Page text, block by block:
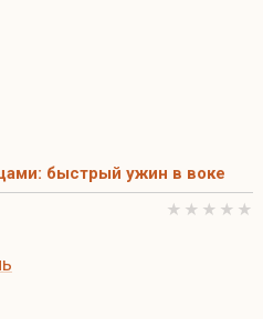
быстрый ужин в воке